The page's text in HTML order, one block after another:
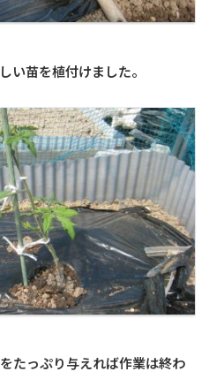
い苗を植付けました。
たっぷり与えれば作業は終わ